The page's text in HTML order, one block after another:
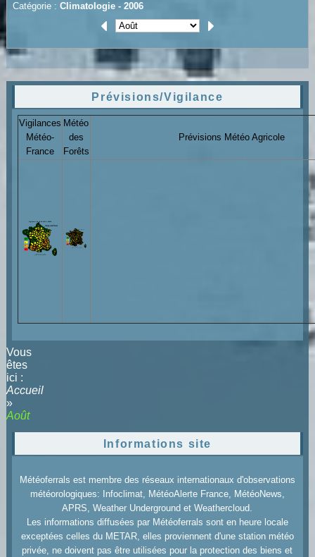
Catégorie : Climatologie - 2006
Prévisions/Vigilance
Vigilances
Météo-
France
Météo
des
Forêts
Prévisions Météo Agricole
Vous
êtes
ici :
Accueil
»
Août
Informations site
Météoferrals est membre des réseaux internationaux d'observations
météorologiques: Infoclimat, MétéoAlerte France, MétéoNews,
APRS, Weather Underground et Weathercloud.
Les informations diffusées par Météoferrals sont en heure locale
exceptées celles du METAR, elles proviennent d'une station météo
privée, ne doivent pas être utilisées pour la protection des biens et